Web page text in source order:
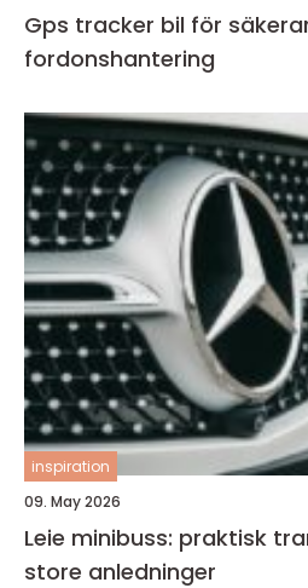
Gps tracker bil för
fordonshantering
inspiration
09. May 2026
Leie minibuss: praktisk
store anledninger